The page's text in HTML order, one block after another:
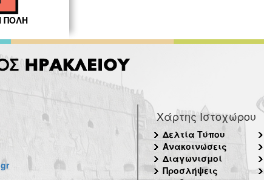
ΠΟΛΗ
Χάρτης Ιστοχώρου
Δελτία Τύπου
Ανακοινώσεις
Διαγωνισμοί
Προσλήψεις